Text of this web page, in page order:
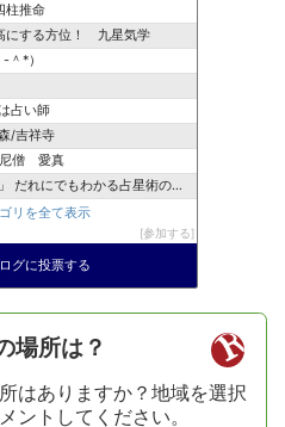
柱推命
にする方位！ 九星気学
*）
占い師
/吉祥寺
尼僧 愛真
にでもわかる占星術の極意『サビアン…
リを全て表示
参加する
グに投票する